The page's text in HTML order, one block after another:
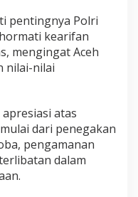
pentingnya Polri
kearifan
mengingat Aceh
nilai-nilai
atas
dari penegakan
pengamanan
dalam